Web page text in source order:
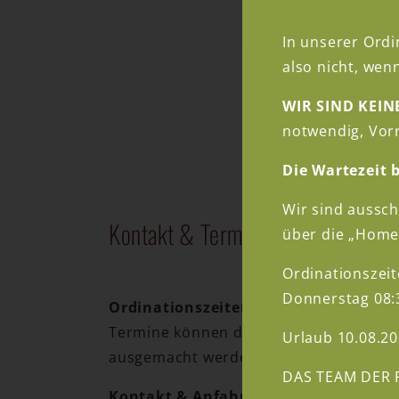
Kontakt & Termine
Ordinationszeiten:
Termine können direkt im
ausgemacht werden.
In unserer
also nicht,
WIR SIND
notwendig,
Die Wartezeit
Wir sind
über die
Donnerstag
Urlaub
DAS TEAM DER